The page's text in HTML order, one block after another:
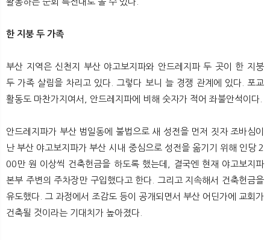
한 지붕 두 가족
부산 지역은 신천지 부산 야고보지파와 안드레지파 두 곳이 한 지붕
두 가족 살림을 차리고 있다. 그렇다 보니 늘 경쟁 관계에 있다. 포교
활동도 마찬가지여서, 안드레지파에 비해 숫자가 적어 좌불안석이다.
안드레지파가 부산 범일동에 불법으로 새 성전을 먼저 짓자 조바심이
난 부산 야고보지파가 부산 시내 중심으로 성전을 옮기기 위해 인당 2
00만 원 이상씩 건축헌금을 하도록 했는데, 결국엔 현재 야고보지파
본부 주변의 주차장만 구입했다고 한다. 그리고 지속해서 건축헌금을
유도했다. 그 과정에서 조감도 등이 공개되면서 부산 어딘가에 교회가
건축될 것이라는 기대치가 높아졌다.